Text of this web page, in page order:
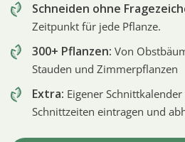
Schneiden ohne
Zeitpunkt für jede Pflanze.
300+ Pflanzen: Von
Stauden und Zimmerpflanzen
Extra: Eigener
Schnittzeiten eintragen und